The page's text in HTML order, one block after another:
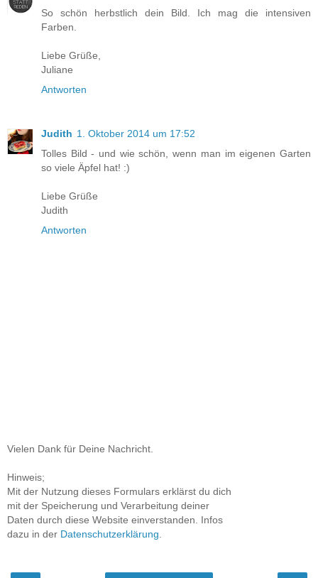
So schön herbstlich dein Bild. Ich mag die intensiven
Farben.
Liebe Grüße,
Juliane
Antworten
Judith 1. Oktober 2014 um 17:52
Tolles Bild - und wie schön, wenn man im eigenen Garten
so viele Äpfel hat! :)
Liebe Grüße
Judith
Antworten
Vielen Dank für Deine Nachricht.
Hinweis;
Mit der Nutzung dieses Formulars erklärst du dich
mit der Speicherung und Verarbeitung deiner
Daten durch diese Website einverstanden. Infos
dazu in der Datenschutzerklärung